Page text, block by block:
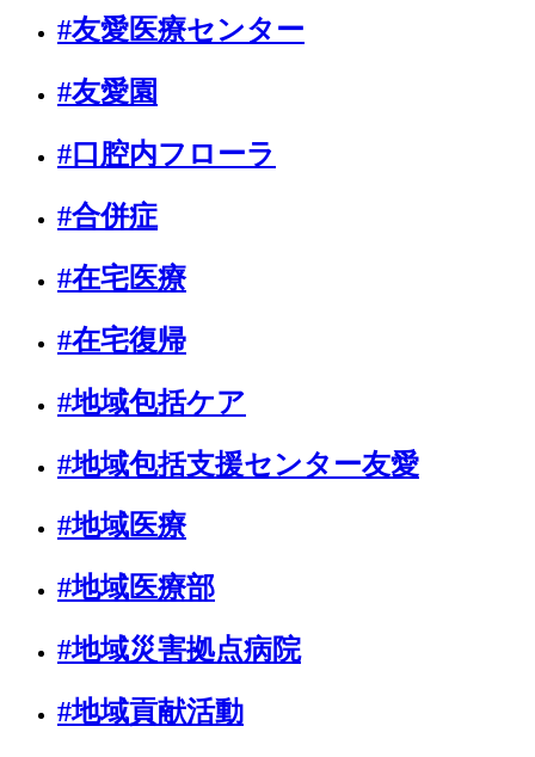
#友愛医療センター
#友愛園
#口腔内フローラ
#合併症
#在宅医療
#在宅復帰
#地域包括ケア
#地域包括支援センター友愛
#地域医療
#地域医療部
#地域災害拠点病院
#地域貢献活動